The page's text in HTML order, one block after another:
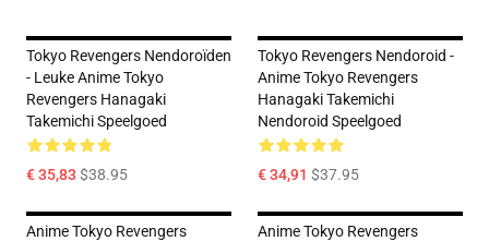
Tokyo Revengers Nendoroïden
- Leuke Anime Tokyo
Revengers Hanagaki
Takemichi Speelgoed
€ 35,83 $38.95
Tokyo Revengers Nendoroid -
Anime Tokyo Revengers
Hanagaki Takemichi
Nendoroid Speelgoed
€ 34,91 $37.95
Anime Tokyo Revengers
Anime Tokyo Revengers